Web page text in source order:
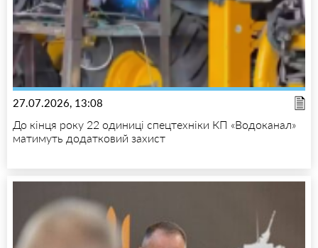
27.07.2026, 13:08
До кінця року 22 одиниці спецтехніки КП «Водоканал»
матимуть додатковий захист